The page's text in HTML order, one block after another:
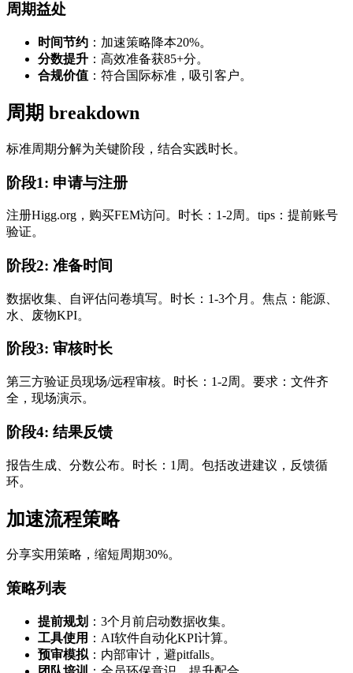
周期益处
时间节约 ：加速策略降本20%。
分数提升 ：高效准备获85+分。
合规价值 ：符合国际标准，吸引客户。
周期 breakdown
标准周期分解为关键阶段，结合实践时长。
阶段1: 申请与注册
注册Higg.org，购买FEM访问。时长：1-2周。tips：提前账号
验证。
阶段2: 准备时间
数据收集、自评估问卷填写。时长：1-3个月。焦点：能源、
水、废物KPI。
阶段3: 审核时长
第三方验证员现场/远程审核。时长：1-2周。要求：文件齐
全，现场演示。
阶段4: 结果反馈
报告生成、分数公布。时长：1周。包括改进建议，反馈循
环。
加速流程策略
分享实用策略，缩短周期30%。
策略列表
提前规划 ：3个月前启动数据收集。
工具使用 ：AI软件自动化KPI计算。
预审模拟 ：内部审计，避pitfalls。